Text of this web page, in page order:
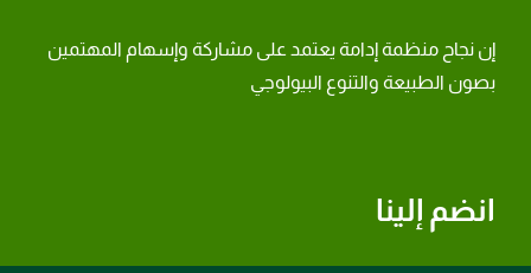
انضم إلينا
إن نجاح منظمة إدامة يعتمد على مشاركة وإسهام المهتمين
بصون الطبيعة والتنوع البيولوجي